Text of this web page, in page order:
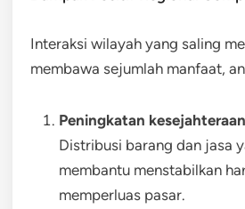
Interaksi wilayah yang saling
membawa sejumlah manfaat,
Peningkatan
Distribusi barang dan jasa
membantu menstabilkan
memperluas pasar.